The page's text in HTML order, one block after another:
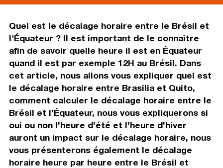
Quel est le décalage horaire entre le Brésil et
l'Équateur ? Il est important de le connaître
afin de savoir quelle heure il est en Équateur
quand il est par exemple 12H au Brésil. Dans
cet article, nous allons vous expliquer quel est
le décalage horaire entre Brasilia et Quito,
comment calculer le décalage horaire entre le
Brésil et l'Équateur, nous vous expliquerons si
oui ou non l’heure d’été et l’heure d’hiver
auront un impact sur le décalage horaire, nous
vous présenterons également le décalage
horaire heure par heure entre le Brésil et